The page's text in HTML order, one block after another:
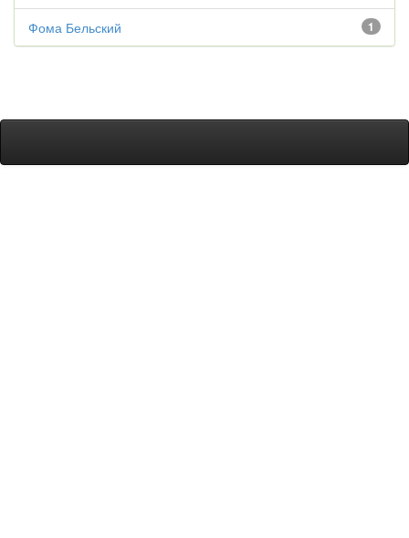
1
Фома Бельский